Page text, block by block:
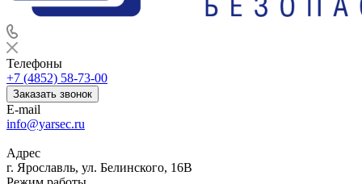
Телефоны
+7 (4852) 58-73-00
Заказать звонок
E-mail
info@yarsec.ru
Адрес
г. Ярославль, ул. Белинского, 16В